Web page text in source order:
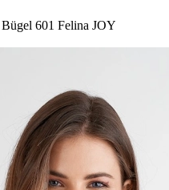
601 Felina JOY